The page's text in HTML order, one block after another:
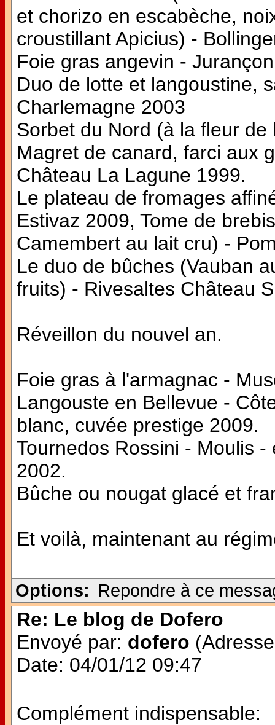
et chorizo en escabèche,
croustillant Apicius) -
Foie gras angevin -
Duo de lotte et langoustine,
Charlemagne 2003
Sorbet du Nord (à la fleur de
Magret de canard, farci aux
Château La Lagune 1999.
Le plateau de fromages
Estivaz 2009, Tome de
Camembert au lait cru) -
Le duo de bûches (Vauban
fruits) - Rivesaltes Château
Réveillon du nouvel an.
Foie gras à l'armagnac -
Langouste en Bellevue -
blanc, cuvée prestige 2009.
Tournedos Rossini - Moulis
2002.
Bûche ou nougat glacé et
Et voilà, maintenant au
Options: Repondre à ce
Re: Le blog de Dofero
Envoyé par: dofero
Date: 04/01/12 09:47
Complément indispensable: